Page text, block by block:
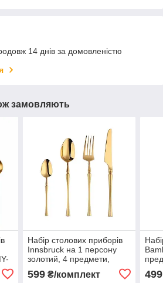
14 днів за домовленістю
замовляють
Набір столових приборів
Innsbruck на 1 персону
золотий, 4 предмети,
599₴/комплект 499